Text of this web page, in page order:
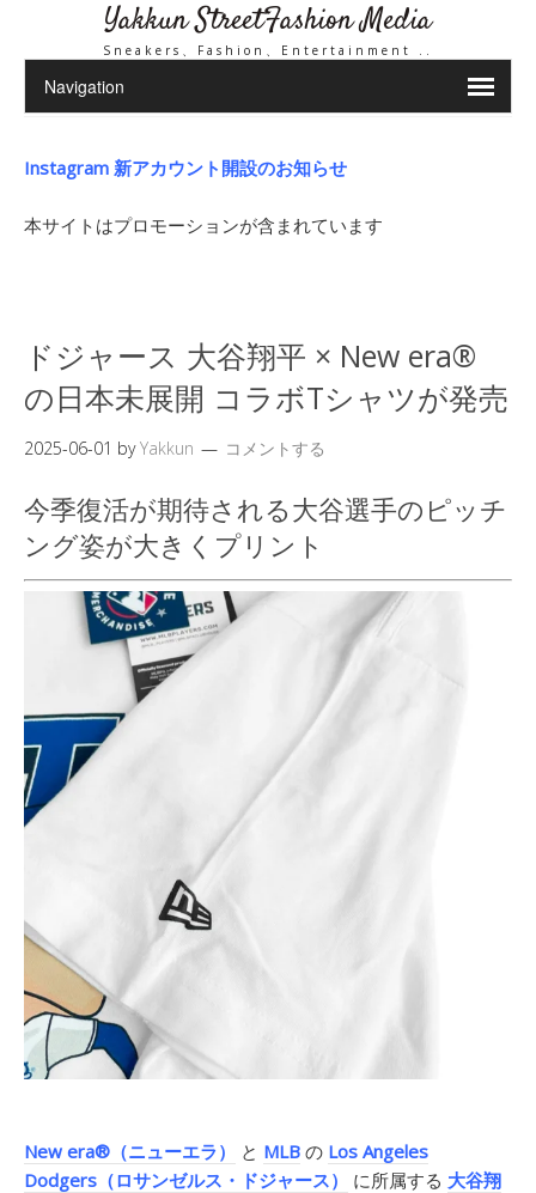
Yakkun StreetFashion Media
Sneakers、Fashion、Entertainment ..
Instagram 新アカウント開設のお知らせ
本サイトはプロモーションが含まれています
ドジャース 大谷翔平 × New era®
の日本未展開 コラボTシャツが発売
2025-06-01 byYakkun コメントする
今季復活が期待される大谷選手のピッチ
ング姿が大きくプリント
New era®（ニューエラ） と MLB の Los Angeles
Dodgers（ロサンゼルス・ドジャース）
に所属する 大谷翔